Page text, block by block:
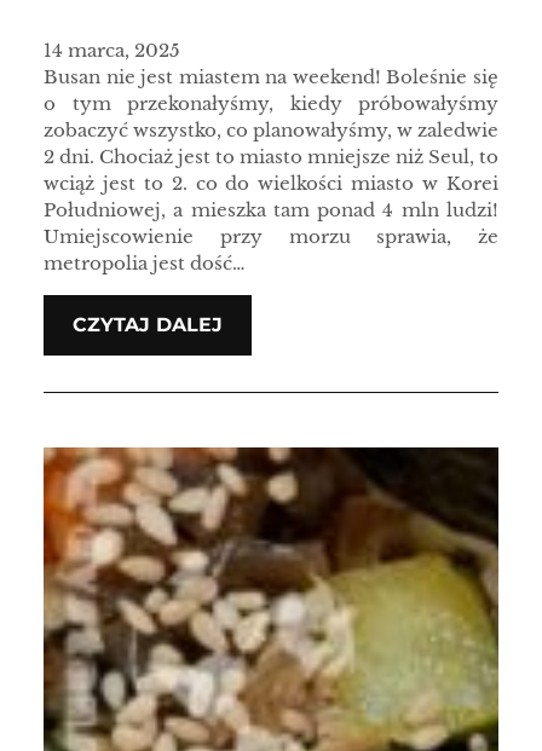
14 marca, 2025
Busan nie jest miastem na weekend! Boleśnie się
o tym przekonałyśmy, kiedy próbowałyśmy
zobaczyć wszystko, co planowałyśmy, w zaledwie
2 dni. Chociaż jest to miasto mniejsze niż Seul, to
wciąż jest to 2. co do wielkości miasto w Korei
Południowej, a mieszka tam ponad 4 mln ludzi!
Umiejscowienie przy morzu sprawia, że
metropolia jest dość…
CZYTAJ DALEJ